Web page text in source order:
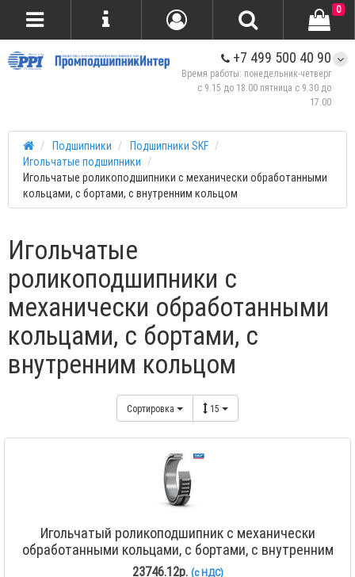
+7 499 500 40 90
Время работы: понедельник-четверг
с 9.15 до 18.00 пятница с 9.30 до
17.00
0
Подшипники
Подшипники SKF
Игольчатые подшипники
Игольчатые роликоподшипники с механически обработанными
кольцами, с бортами, с внутренним кольцом
Игольчатые
роликоподшипники с
механически обработанными
кольцами, с бортами, с
внутренним кольцом
Сортировка 15
Игольчатый роликоподшипник с механически
обработанными кольцами, с бортами, с внутренним
кольцом NA 4822
23746.12р. (с НДС)